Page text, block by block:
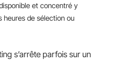
et concentré y
heures de sélection ou
s’arrête parfois sur un